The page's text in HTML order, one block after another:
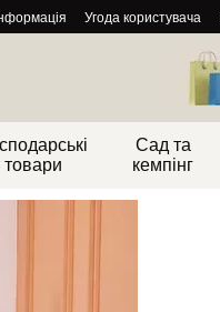
Угода користувача
товари
Сад та
кемпінг